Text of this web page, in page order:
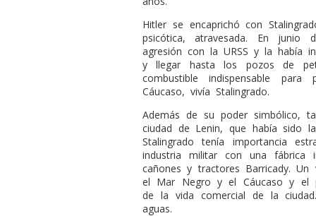
Hitler se encaprichó con
psicótica, atravesada. En
agresión con la URSS y la había
y llegar hasta los pozos de
combustible indispensable
Cáucaso, vivía Stalingrado.
Además de su poder simbólico,
ciudad de Lenin, que había sido
Stalingrado tenía importancia
industria militar con una fábrica
cañones y tractores Barricady.
el Mar Negro y el Cáucaso y el
de la vida comercial de la
aguas.